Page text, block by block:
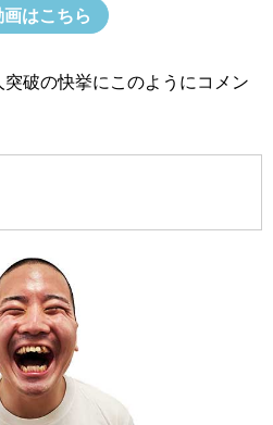
はこちら
破の快挙にこのようにコメン